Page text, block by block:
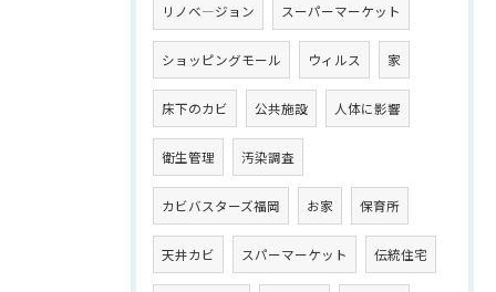
リノベ―ジョン スーパーマーケット
ショッピングモール ウィルス 家
床下のカビ 公共施設 人体に影響
衛生管理 汚染調査
カビバスターズ福岡 お家 保育所
天井カビ スパーマーケット 伝統住宅